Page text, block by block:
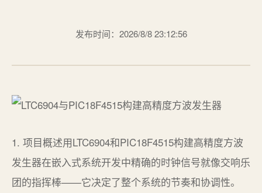
发布时间：2026/8/8 23:12:56
1. 项目概述用LTC6904和PIC18F4515构建高精度方波
发生器在嵌入式系统开发中精确的时钟信号就像交响乐
团的指挥棒——它决定了整个系统的节奏和协调性。